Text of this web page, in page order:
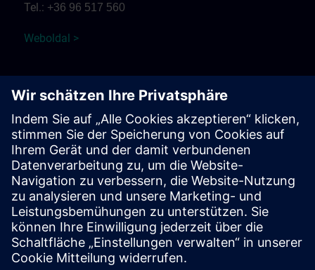
Tel.: +36 96 517 560
Weboldal >
Fehér Akác Motel
Fehérvári út
9099 Pér
Tel.:+36 30 937 0817
Weboldal >
Érkezés és parkolás